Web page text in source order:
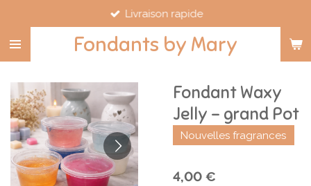
contenu
principal
Fondants by Mary
Livraison rapide
Fondant Waxy
Jelly – grand Pot
Nouvelles fragrances
4,00 €